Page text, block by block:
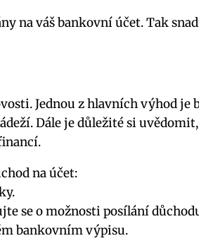
na váš bankovní účet. Tak
Jednou z hlavních výhod je
Dále je důležité si
na účet:
se o možnosti posílání
bankovním výpisu.